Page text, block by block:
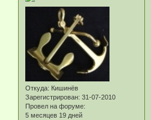
Откуда: Кишинёв
Зарегистрирован: 31-07-2010
Провел на форуме:
5 месяцев 19 дней